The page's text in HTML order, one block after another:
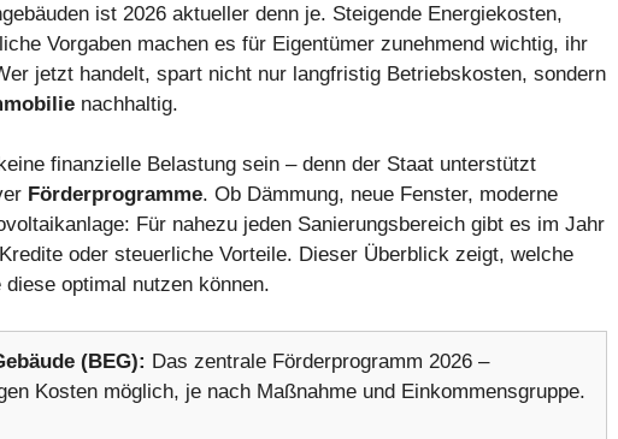
ist 2026 aktueller denn je. Steigende Energiekosten,
Vorgaben machen es für Eigentümer zunehmend wichtig, ihr
jetzt handelt, spart nicht nur langfristig Betriebskosten, sondern
nachhaltig.
finanzielle Belastung sein – denn der Staat unterstützt
Förderprogramme. Ob Dämmung, neue Fenster, moderne
Für nahezu jeden Sanierungsbereich gibt es im Jahr
oder steuerliche Vorteile. Dieser Überblick zeigt, welche
optimal nutzen können.
(BEG): Das zentrale Förderprogramm 2026 –
Kosten möglich, je nach Maßnahme und Einkommensgruppe.